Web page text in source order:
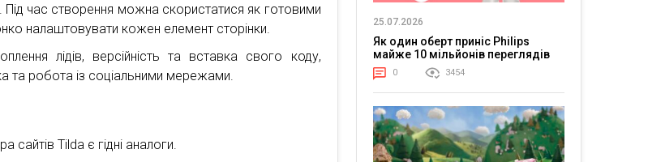
Під час створення можна скористатися як готовими
налаштовувати кожен елемент сторінки.
лідів, версійність та вставка свого коду,
та робота із соціальними мережами.
сайтів Tilda є гідні аналоги.
25.07.2026
Як один оберт приніс Philips
майже 10 мільйонів переглядів
0 3454